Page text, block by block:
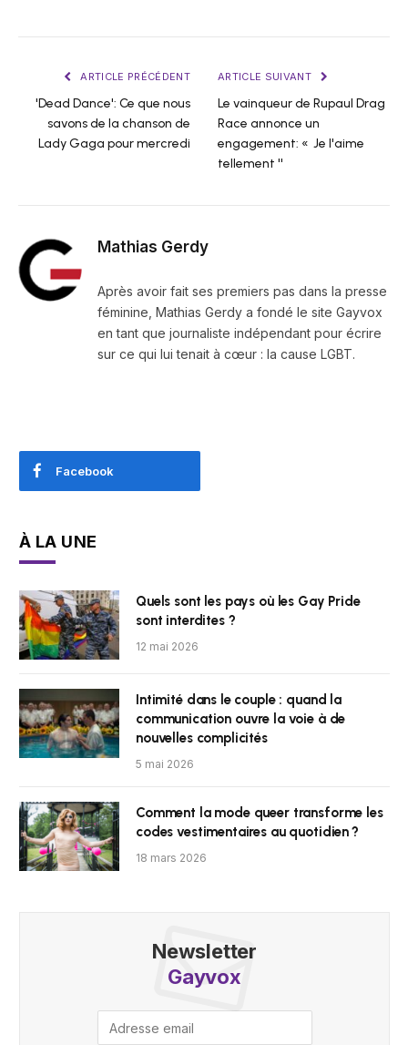
ARTICLE PRÉCÉDENT
'Dead Dance': Ce que nous
savons de la chanson de
Lady Gaga pour mercredi
ARTICLE SUIVANT
Le vainqueur de Rupaul Drag
Race annonce un
engagement: « Je l'aime
tellement ''
Mathias Gerdy
Après avoir fait ses premiers pas dans la presse
féminine, Mathias Gerdy a fondé le site Gayvox
en tant que journaliste indépendant pour écrire
sur ce qui lui tenait à cœur : la cause LGBT.
Facebook
À LA UNE
Quels sont les pays où les Gay Pride
sont interdites ?
12 mai 2026
Intimité dans le couple : quand la
communication ouvre la voie à de
nouvelles complicités
5 mai 2026
Comment la mode queer transforme les
codes vestimentaires au quotidien ?
18 mars 2026
Newsletter
Gayvox